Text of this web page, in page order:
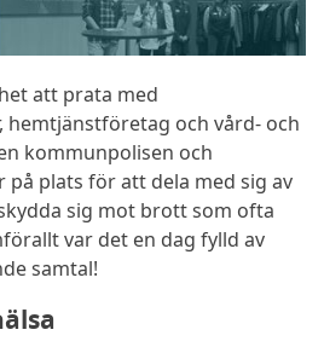
att prata med
hemtjänstföretag och vård- och
kommunpolisen och
plats för att dela med sig av
sig mot brott som ofta
var det en dag fylld av
samtal!